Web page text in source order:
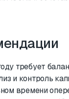
требует
и контроль
времени